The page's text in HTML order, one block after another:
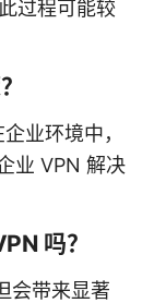
过程可能较
业环境中，
业 VPN 解决
吗？
会带来显著